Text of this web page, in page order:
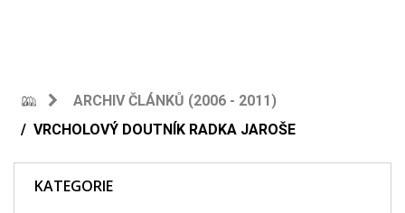
ARCHIV ČLÁNKŮ (2006 - 2011)
VRCHOLOVÝ DOUTNÍK RADKA JAROŠE
KATEGORIE